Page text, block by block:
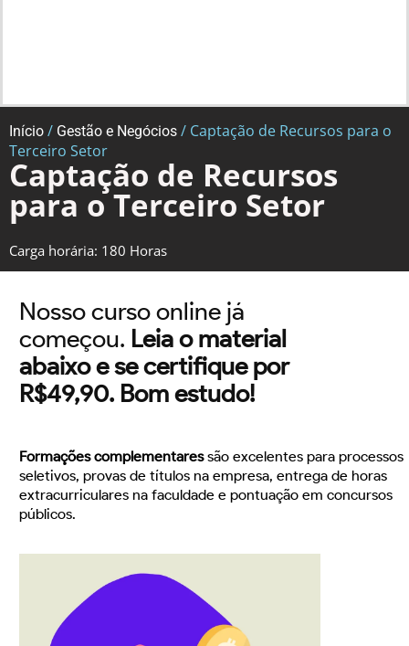
Início / Gestão e Negócios / Captação de Recursos para o
Terceiro Setor
Captação de Recursos
para o Terceiro Setor
Carga horária: 180 Horas
Nosso curso online já
começou. Leia o material
abaixo e se certifique por
R$49,90. Bom estudo!
Formações complementaressão excelentes para processos
seletivos, provas de títulos na empresa, entrega de horas
extracurriculares na faculdade e pontuação em concursos
públicos.